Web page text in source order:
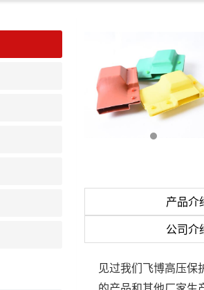
产品介
公司介
见过我们飞博高压保